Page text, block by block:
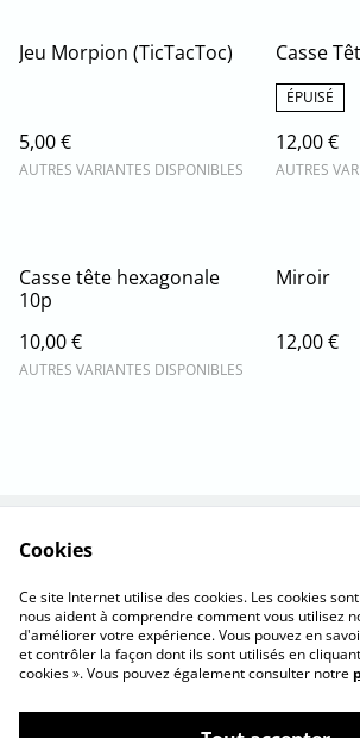
Jeu Morpion (TicTacToc)
5,00 €
AUTRES VARIANTES DISPONIBLES
Casse
ÉPUISÉ
12,00 €
AUTRES
Casse tête hexagonale
10p
10,00 €
AUTRES VARIANTES DISPONIBLES
Miroir
12,00 €
C.G. d'utilisation
Confidentialité
Cookies
Ce site Internet utilise des cookies. Les cookies
nous aident à comprendre comment vous utilisez
d'améliorer votre expérience. Vous pouvez en
et contrôler la façon dont ils sont utilisés en
cookies ». Vous pouvez également consulter notre